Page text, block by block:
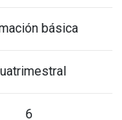
básica
6